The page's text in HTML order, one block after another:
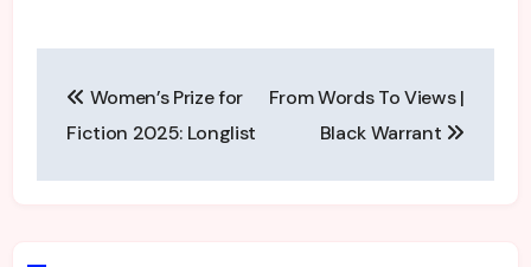
navigation
Women’s Prize for
Fiction 2025: Longlist
From Words To Views |
Black Warrant